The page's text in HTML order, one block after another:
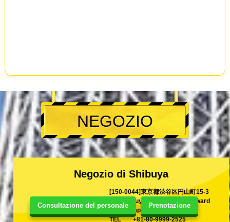
Consultazione del personale Prenotazione
NEGOZIO
Negozio di Shibuya
[150-0044]東京都渋谷区円山町15-3
15-3 Maruyama-Cho Shibuya ward
Tokyo, Japan
TEL
+81-80-9999-2525